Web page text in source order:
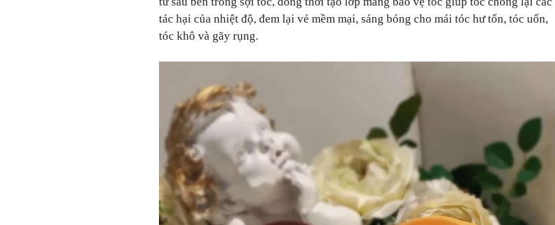
tác hại của nhiệt độ, đem lại vẻ mềm mại, sáng bóng cho mái tóc hư tổn, tóc uốn,
tóc khô và gãy rụng.